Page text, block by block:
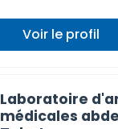
Voir le profil
Laboratoire
médicales